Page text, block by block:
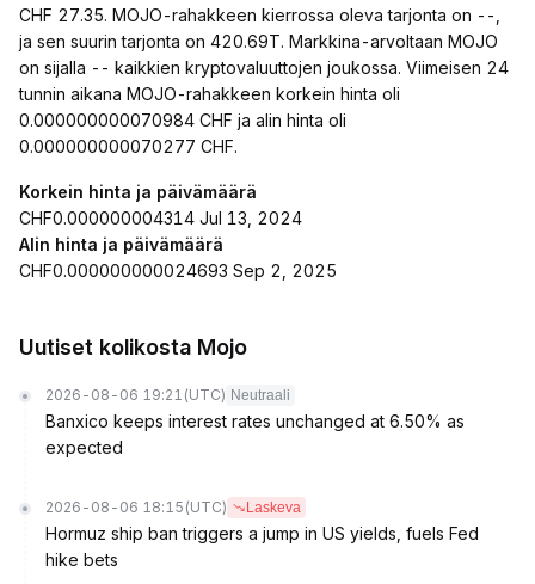
CHF 27.35. MOJO-rahakkeen kierrossa oleva tarjonta on --,
ja sen suurin tarjonta on 420.69T. Markkina-arvoltaan MOJO
on sijalla -- kaikkien kryptovaluuttojen joukossa. Viimeisen 24
tunnin aikana MOJO-rahakkeen korkein hinta oli
0.000000000070984 CHF ja alin hinta oli
0.000000000070277 CHF.
Korkein hinta ja päivämäärä
CHF0.000000004314 Jul 13, 2024
Alin hinta ja päivämäärä
CHF0.000000000024693 Sep 2, 2025
Uutiset kolikosta Mojo
2026-08-06 19:21 (UTC) Neutraali
Banxico keeps interest rates unchanged at 6.50% as
expected
2026-08-06 18:15 (UTC) Laskeva
Hormuz ship ban triggers a jump in US yields, fuels Fed
hike bets